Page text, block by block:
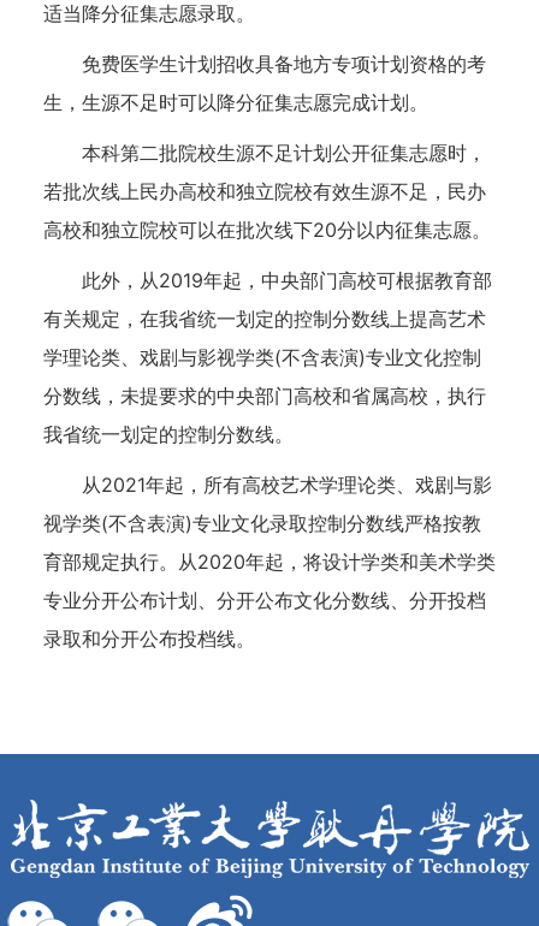
适当降分征集志愿录取。
免费医学生计划招收具备地方专项计划资格的考
生，生源不足时可以降分征集志愿完成计划。
本科第二批院校生源不足计划公开征集志愿时，
若批次线上民办高校和独立院校有效生源不足，民办
高校和独立院校可以在批次线下20分以内征集志愿。
此外，从2019年起，中央部门高校可根据教育部
有关规定，在我省统一划定的控制分数线上提高艺术
学理论类、戏剧与影视学类(不含表演)专业文化控制
分数线，未提要求的中央部门高校和省属高校，执行
我省统一划定的控制分数线。
从2021年起，所有高校艺术学理论类、戏剧与影
视学类(不含表演)专业文化录取控制分数线严格按教
育部规定执行。从2020年起，将设计学类和美术学类
专业分开公布计划、分开公布文化分数线、分开投档
录取和分开公布投档线。